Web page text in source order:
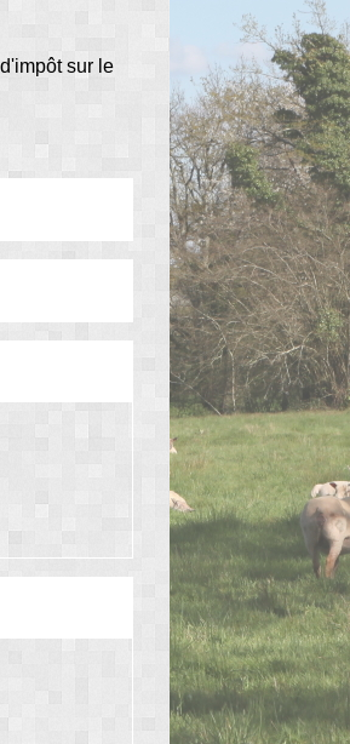
sur le